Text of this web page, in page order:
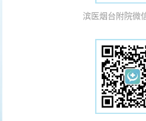
滨医烟台附院微